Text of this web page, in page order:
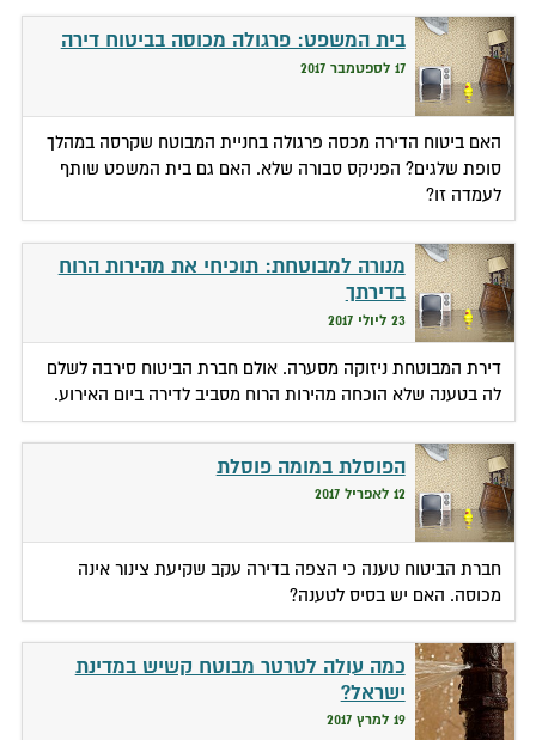
בית המשפט: פרגולה מכוסה בביטוח דירה
17 לספטמבר 2017
האם ביטוח הדירה מכסה פרגולה בחניית המבוטח שקרסה במהלך
סופת שלגים? הפניקס סבורה שלא. האם גם בית המשפט שותף
לעמדה זו?
מנורה למבוטחת: תוכיחי את מהירות הרוח
בדירתך
23 ליולי 2017
דירת המבוטחת ניזוקה מסערה. אולם חברת הביטוח סירבה לשלם
לה בטענה שלא הוכחה מהירות הרוח מסביב לדירה ביום האירוע.
הפוסלת במומה פוסלת
12 לאפריל 2017
חברת הביטוח טענה כי הצפה בדירה עקב שקיעת צינור אינה
מכוסה. האם יש בסיס לטענה?
כמה עולה לטרטר מבוטח קשיש במדינת
ישראל?
19 למרץ 2017